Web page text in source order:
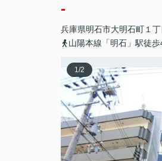
-
兵庫県明石市大明石町 １
山陽本線「明石」駅徒
1/2